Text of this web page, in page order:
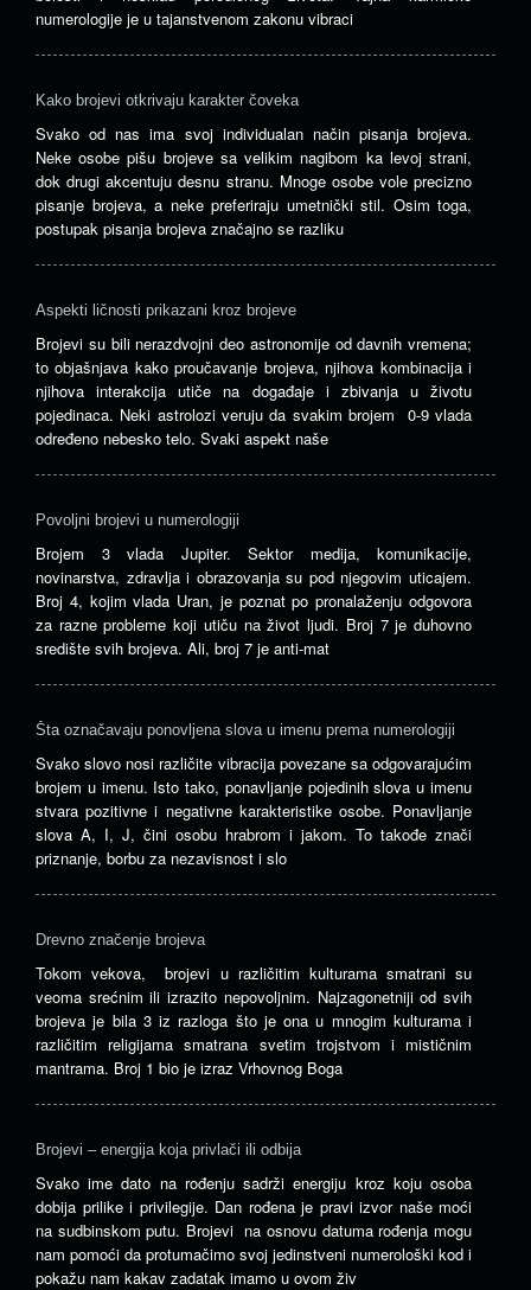
numerologije je u tajanstvenom zakonu vibraci
Kako brojevi otkrivaju karakter čoveka
Svako od nas ima svoj individualan način pisanja brojeva.
Neke osobe pišu brojeve sa velikim nagibom ka levoj strani,
dok drugi akcentuju desnu stranu. Mnoge osobe vole precizno
pisanje brojeva, a neke preferiraju umetnički stil. Osim toga,
postupak pisanja brojeva značajno se razliku
Aspekti ličnosti prikazani kroz brojeve
Brojevi su bili nerazdvojni deo astronomije od davnih vremena;
to objašnjava kako proučavanje brojeva, njihova kombinacija i
njihova interakcija utiče na događaje i zbivanja u životu
pojedinaca. Neki astrolozi veruju da svakim brojem 0-9 vlada
određeno nebesko telo. Svaki aspekt naše
Povoljni brojevi u numerologiji
Brojem 3 vlada Jupiter. Sektor medija, komunikacije,
novinarstva, zdravlja i obrazovanja su pod njegovim uticajem.
Broj 4, kojim vlada Uran, je poznat po pronalaženju odgovora
za razne probleme koji utiču na život ljudi. Broj 7 je duhovno
središte svih brojeva. Ali, broj 7 je anti-mat
Šta označavaju ponovljena slova u imenu prema numerologiji
Svako slovo nosi različite vibracija povezane sa odgovarajućim
brojem u imenu. Isto tako, ponavljanje pojedinih slova u imenu
stvara pozitivne i negativne karakteristike osobe. Ponavljanje
slova A, I, J, čini osobu hrabrom i jakom. To takođe znači
priznanje, borbu za nezavisnost i slo
Drevno značenje brojeva
Tokom vekova, brojevi u različitim kulturama smatrani su
veoma srećnim ili izrazito nepovoljnim. Najzagonetniji od svih
brojeva je bila 3 iz razloga što je ona u mnogim kulturama i
različitim religijama smatrana svetim trojstvom i mističnim
mantrama. Broj 1 bio je izraz Vrhovnog Boga
Brojevi – energija koja privlači ili odbija
Svako ime dato na rođenju sadrži energiju kroz koju osoba
dobija prilike i privilegije. Dan rođena je pravi izvor naše moći
na sudbinskom putu. Brojevi na osnovu datuma rođenja mogu
nam pomoći da protumačimo svoj jedinstveni numerološki kod i
pokažu nam kakav zadatak imamo u ovom živ